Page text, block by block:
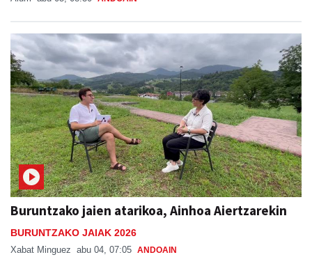
Buruntzako jaien atarikoa, Ainhoa Aiertzarekin
BURUNTZAKO JAIAK 2026
Xabat Minguez abu 04, 07:05 ANDOAIN